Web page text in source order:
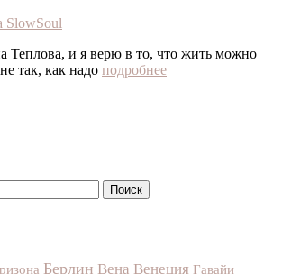
Теплова, и я верю в то, что жить можно
так, как надо подробнее
Берлин Вена Венеция Гавайи